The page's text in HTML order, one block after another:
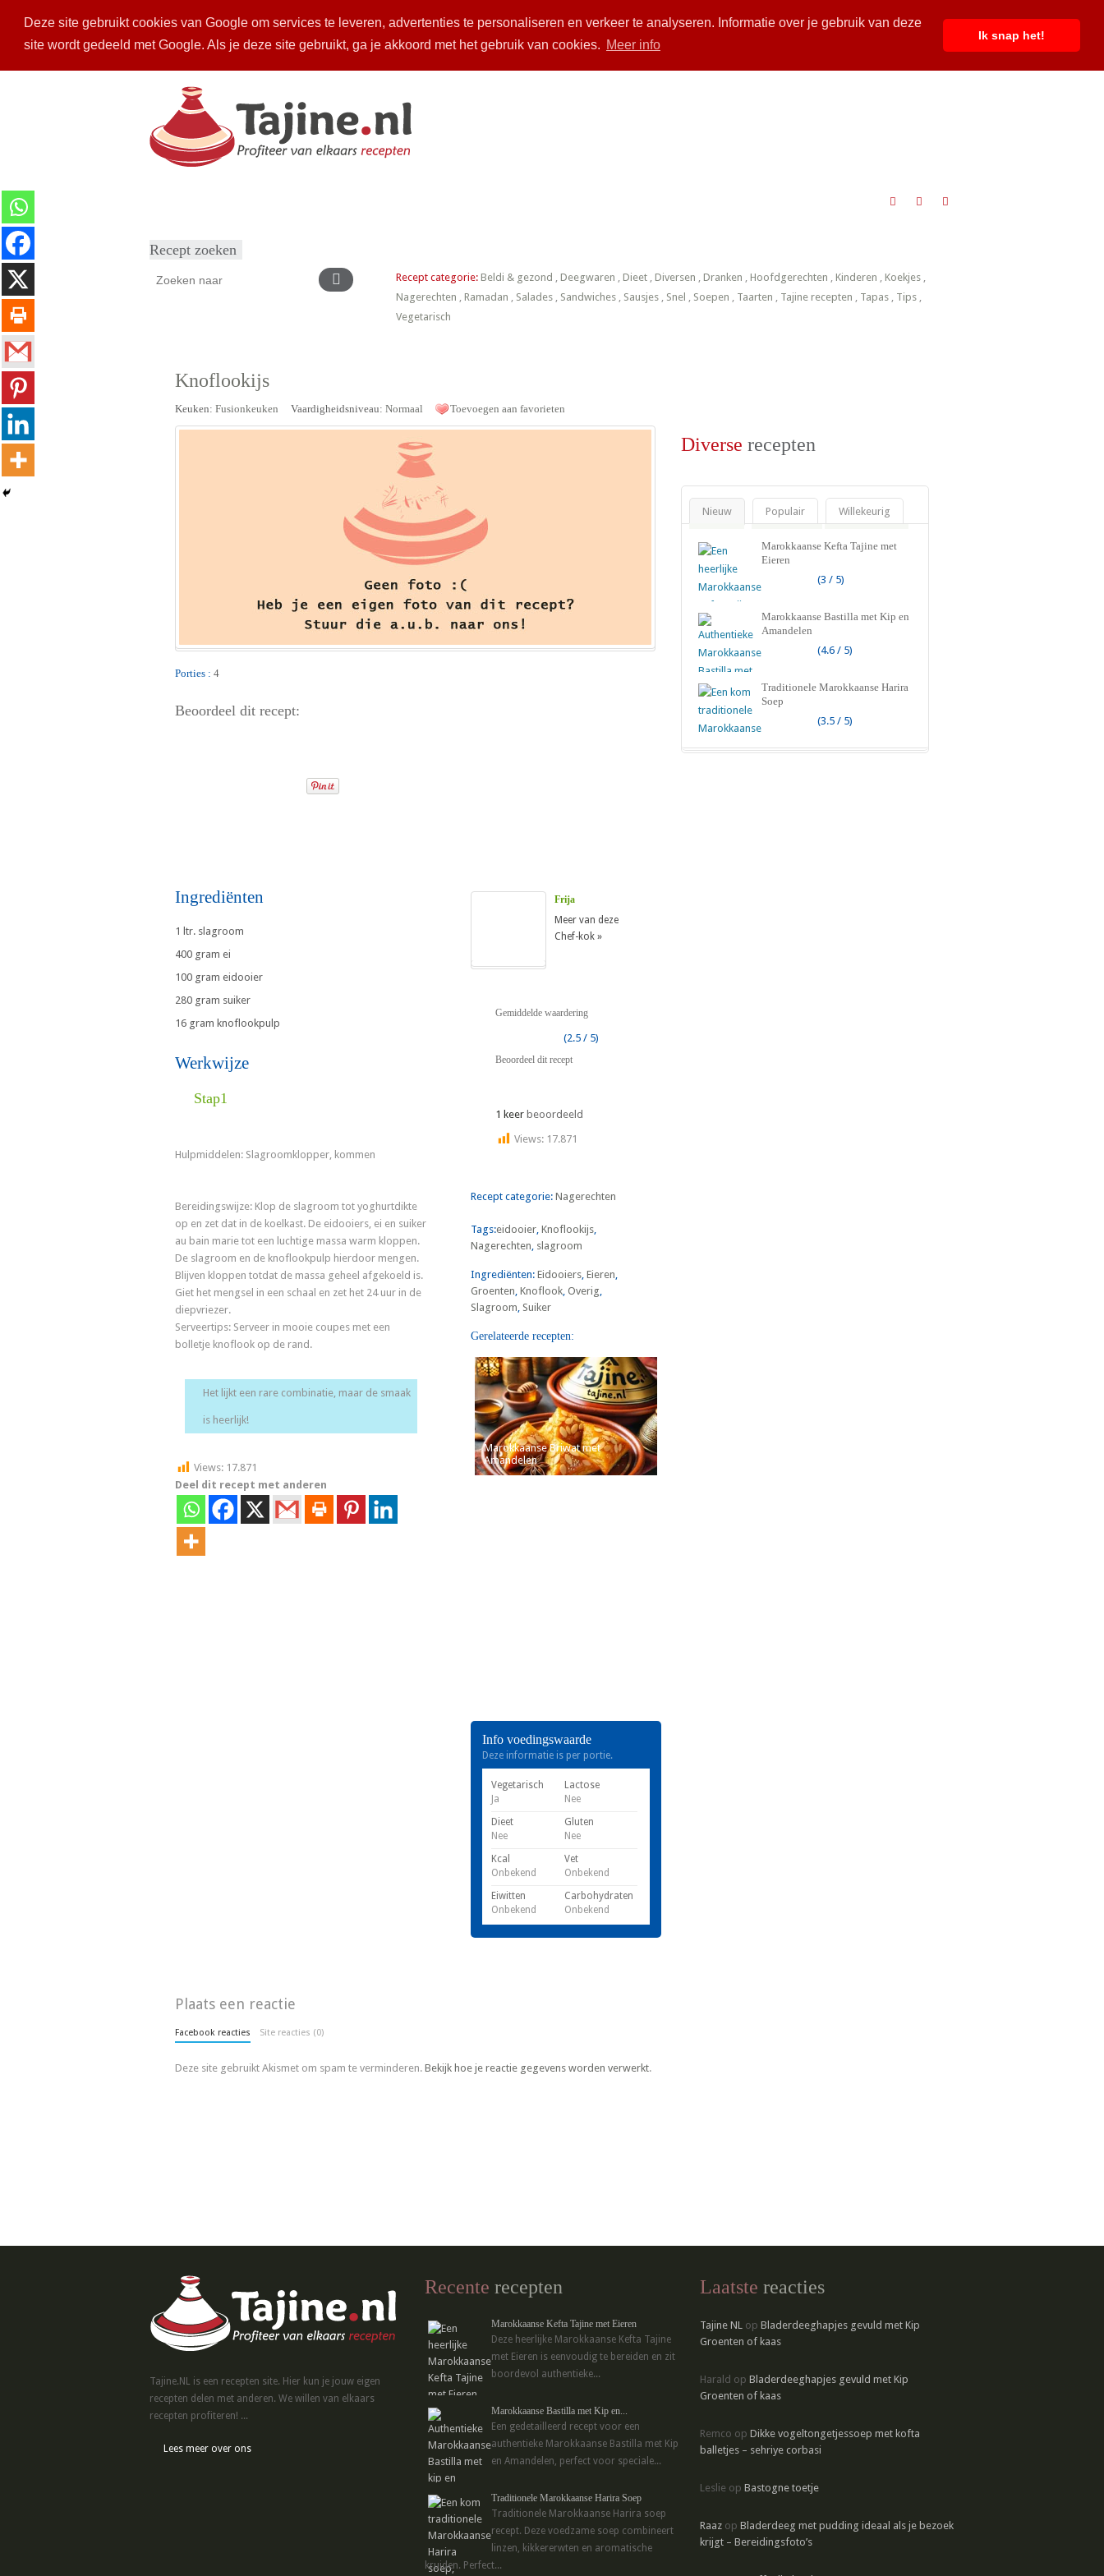
Deze site gebruikt cookies van Google om services te leveren, advertenties te personaliseren en verkeer te analyseren. Informatie over je gebruik van deze
site wordt gedeeld met Google. Als je deze site gebruikt, ga je akkoord met het gebruik van cookies. Meer info
Ik snap het!
Recept zoeken
Recept categorie: Beldi & gezond , Deegwaren , Dieet , Diversen , Dranken , Hoofdgerechten , Kinderen , Koekjes ,
Nagerechten , Ramadan , Salades , Sandwiches , Sausjes , Snel , Soepen , Taarten , Tajine recepten , Tapas , Tips ,
Vegetarisch
Knoflookijs
Keuken: Fusionkeuken Vaardigheidsniveau: Normaal Toevoegen aan favorieten
Porties : 4
Beoordeel dit recept:
Ingrediënten
1 ltr. slagroom
400 gram ei
100 gram eidooier
280 gram suiker
16 gram knoflookpulp
Werkwijze
Stap1
Hulpmiddelen: Slagroomklopper, kommen
Bereidingswijze: Klop de slagroom tot yoghurtdikte
op en zet dat in de koelkast. De eidooiers, ei en suiker
au bain marie tot een luchtige massa warm kloppen.
De slagroom en de knoflookpulp hierdoor mengen.
Blijven kloppen totdat de massa geheel afgekoeld is.
Giet het mengsel in een schaal en zet het 24 uur in de
diepvriezer.
Serveertips: Serveer in mooie coupes met een
bolletje knoflook op de rand.
Het lijkt een rare combinatie, maar de smaak
is heerlijk!
Views: 17.871
Deel dit recept met anderen
Frija
Meer van deze
Chef-kok »
Gemiddelde waardering
(2.5 / 5)
Beoordeel dit recept
1 keer beoordeeld
Views: 17.871
Recept categorie: Nagerechten
Tags:eidooier, Knoflookijs,
Nagerechten, slagroom
Ingrediënten: Eidooiers, Eieren,
Groenten, Knoflook, Overig,
Slagroom, Suiker
Gerelateerde recepten:
Marokkaanse Briwat met
Amandelen
Info voedingswaarde
Deze informatie is per portie.
Vegetarisch
Ja
Lactose
Nee
Dieet
Nee
Gluten
Nee
Kcal
Onbekend
Vet
Onbekend
Eiwitten
Onbekend
Carbohydraten
Onbekend
Plaats een reactie
Facebook reacties Site reacties (0)
Deze site gebruikt Akismet om spam te verminderen. Bekijk hoe je reactie gegevens worden verwerkt.
Diverse recepten
Nieuw Populair Willekeurig
Marokkaanse Kefta Tajine met
Eieren
(3 / 5)
Marokkaanse Bastilla met Kip en
Amandelen
(4.6 / 5)
Traditionele Marokkaanse Harira
Soep
(3.5 / 5)
Tajine.NL is een recepten site. Hier kun je jouw eigen
recepten delen met anderen. We willen van elkaars
recepten profiteren! ...
Lees meer over ons
Recente recepten
Marokkaanse Kefta Tajine met Eieren
Deze heerlijke Marokkaanse Kefta Tajine
met Eieren is eenvoudig te bereiden en zit
boordevol authentieke...
Marokkaanse Bastilla met Kip en...
Een gedetailleerd recept voor een
authentieke Marokkaanse Bastilla met Kip
en Amandelen, perfect voor speciale...
Traditionele Marokkaanse Harira Soep
Traditionele Marokkaanse Harira soep
recept. Deze voedzame soep combineert
linzen, kikkererwten en aromatische
kruiden. Perfect...
Laatste reacties
Tajine NL op Bladerdeeghapjes gevuld met Kip
Groenten of kaas
Harald op Bladerdeeghapjes gevuld met Kip
Groenten of kaas
Remco op Dikke vogeltongetjessoep met kofta
balletjes – sehriye corbasi
Leslie op Bastogne toetje
Raaz op Bladerdeeg met pudding ideaal als je bezoek
krijgt – Bereidingsfoto’s